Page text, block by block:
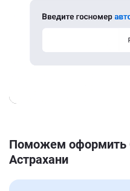
Поможем оформить
Астрахани